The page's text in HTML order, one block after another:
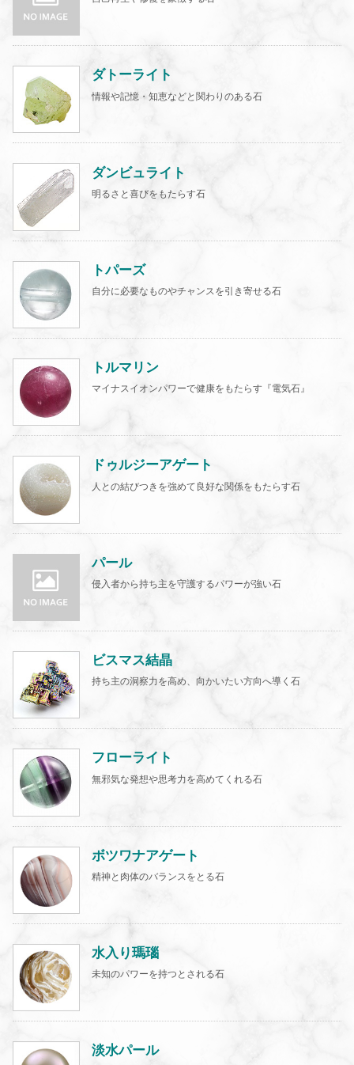
ダトーライト
情報や記憶・知恵などと関わりのある石
ダンビュライト
明るさと喜びをもたらす石
トパーズ
自分に必要なものやチャンスを引き寄せる石
トルマリン
マイナスイオンパワーで健康をもたらす『電気石』
ドゥルジーアゲート
人との結びつきを強めて良好な関係をもたらす石
パール
侵入者から持ち主を守護するパワーが強い石
ビスマス結晶
持ち主の洞察力を高め、向かいたい方向へ導く石
フローライト
無邪気な発想や思考力を高めてくれる石
ボツワナアゲート
精神と肉体のバランスをとる石
水入り瑪瑙
未知のパワーを持つとされる石
淡水パール